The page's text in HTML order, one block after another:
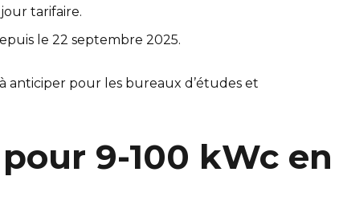
tarifaire.
le 22 septembre 2025.
anticiper pour les bureaux d’études et
9-100 kWc en